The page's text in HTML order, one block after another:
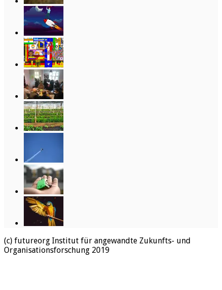
(c) futureorg Institut für angewandte Zukunfts- und
Organisationsforschung 2019